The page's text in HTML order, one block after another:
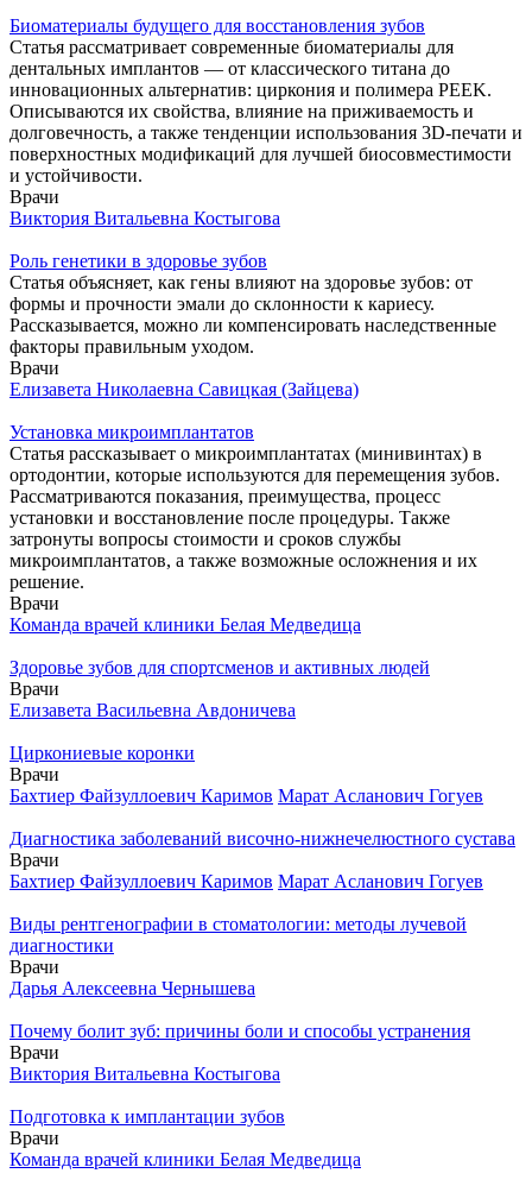
Биоматериалы будущего для восстановления зубов
Статья рассматривает современные биоматериалы для
дентальных имплантов — от классического титана до
инновационных альтернатив: циркония и полимера PEEK.
Описываются их свойства, влияние на приживаемость и
долговечность, а также тенденции использования 3D‑печати и
поверхностных модификаций для лучшей биосовместимости
и устойчивости.
Врачи
Виктория Витальевна Костыгова
Роль генетики в здоровье зубов
Статья объясняет, как гены влияют на здоровье зубов: от
формы и прочности эмали до склонности к кариесу.
Рассказывается, можно ли компенсировать наследственные
факторы правильным уходом.
Врачи
Елизавета Николаевна Савицкая (Зайцева)
Установка микроимплантатов
Статья рассказывает о микроимплантатах (минивинтах) в
ортодонтии, которые используются для перемещения зубов.
Рассматриваются показания, преимущества, процесс
установки и восстановление после процедуры. Также
затронуты вопросы стоимости и сроков службы
микроимплантатов, а также возможные осложнения и их
решение.
Врачи
Команда врачей клиники Белая Медведица
Здоровье зубов для спортсменов и активных людей
Врачи
Елизавета Васильевна Авдоничева
Циркониевые коронки
Врачи
Бахтиер Файзуллоевич Каримов Марат Асланович Гогуев
Диагностика заболеваний височно-нижнечелюстного сустава
Врачи
Бахтиер Файзуллоевич Каримов Марат Асланович Гогуев
Виды рентгенографии в стоматологии: методы лучевой
диагностики
Врачи
Дарья Алексеевна Чернышева
Почему болит зуб: причины боли и способы устранения
Врачи
Виктория Витальевна Костыгова
Подготовка к имплантации зубов
Врачи
Команда врачей клиники Белая Медведица